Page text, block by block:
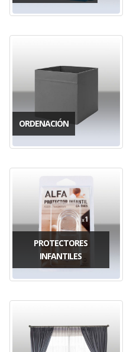
ORDENACIÓN
PROTECTORES
INFANTILES